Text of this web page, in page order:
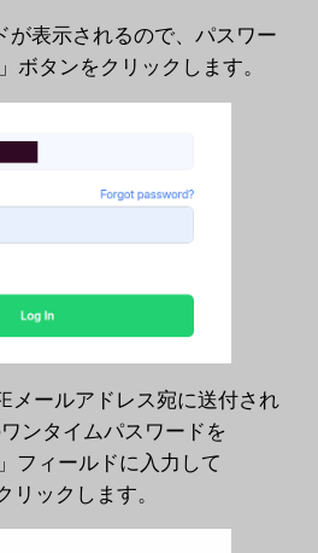
が表示されるので、パスワー
ボタンをクリックします。
メールアドレス宛に送付され
ンタイムパスワードを
フィールドに入力して
リックします。